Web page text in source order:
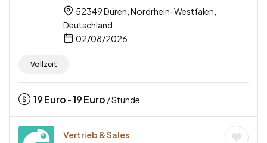
52349 Düren, Nordrhein-Westfalen,
Deutschland
02/08/2026
Vollzeit
19Euro -19Euro / Stunde
Vertrieb & Sales